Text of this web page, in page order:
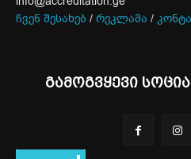
ჩვენ შესახებ / რეკლამა /
გამოგვყევი